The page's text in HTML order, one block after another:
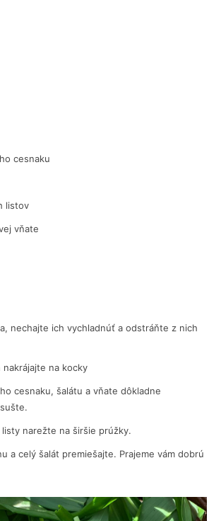
cesnaku
listov
vňate
nechajte ich vychladnúť a odstráňte z nich
nakrájajte na kocky
cesnaku, šalátu a vňate dôkladne
narežte na širšie prúžky.
a celý šalát premiešajte. Prajeme vám dobrú